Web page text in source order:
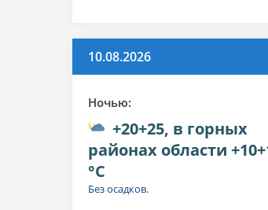
10.08.2026
Ночью:
+20+25, в горных
районах области
°C
Без осадков.